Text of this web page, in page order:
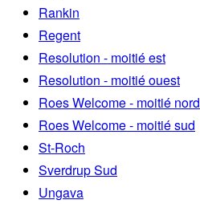
Rankin
Regent
Resolution - moitié est
Resolution - moitié ouest
Roes Welcome - moitié nord
Roes Welcome - moitié sud
St-Roch
Sverdrup Sud
Ungava